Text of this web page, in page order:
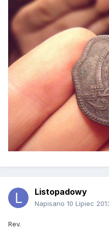
Listopadowy
Napisano 10 Lipiec
Rev.